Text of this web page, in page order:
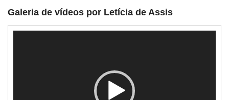
Galeria de vídeos por Letícia de Assis